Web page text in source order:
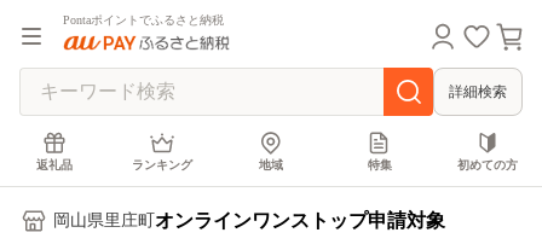
Pontaポイントでふるさと納税
詳細検索
返礼品 ランキング 地域 特集 初めての方
岡山県里庄町 オンラインワンストップ申請対象